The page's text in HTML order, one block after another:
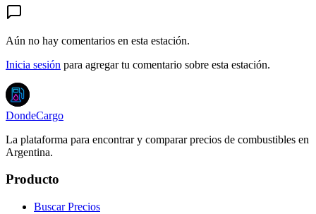
Aún no hay comentarios en esta estación.
Inicia sesión para agregar tu comentario sobre esta estación.
DondeCargo
La plataforma para encontrar y comparar precios de combustibles en
Argentina.
Producto
Buscar Precios